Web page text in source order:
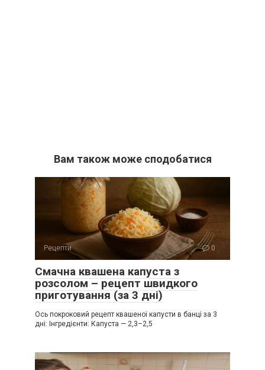
Вам також може сподобатися
Рецепти 0
Смачна квашена капуста з
розсолом – рецепт швидкого
приготування (за 3 дні)
Ось покроковий рецепт квашеної капусти в банці за 3
дні: Інгредієнти: Капуста — 2,3–2,5